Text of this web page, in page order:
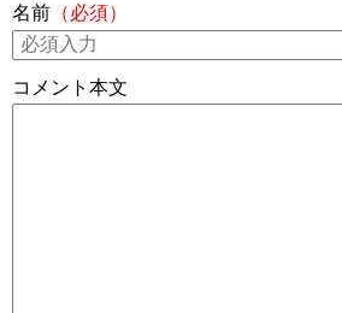
名前 （必須）
コメント本文